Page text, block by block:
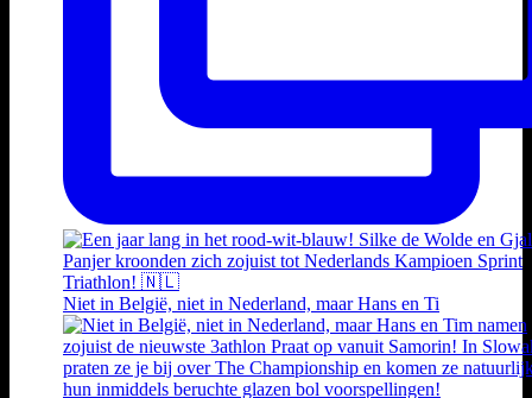
Niet in België, niet in Nederland, maar Hans en Ti